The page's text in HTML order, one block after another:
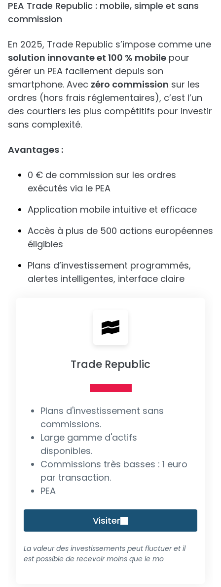
PEA Trade Republic : mobile, simple et sans
commission
En 2025, Trade Republic s’impose comme une
solution innovante et 100 % mobile pour
gérer un PEA facilement depuis son
smartphone. Avec zéro commission sur les
ordres (hors frais réglementaires), c’est l’un
des courtiers les plus compétitifs pour investir
sans complexité.
Avantages :
0 € de commission sur les ordres
exécutés via le PEA
Application mobile intuitive et efficace
Accès à plus de 500 actions européennes
éligibles
Plans d’investissement programmés,
alertes intelligentes, interface claire
Trade Republic
Plans d'investissement sans
commissions.
Large gamme d'actifs
disponibles.
Commissions très basses : 1 euro
par transaction.
PEA
Visiter
La valeur des investissements peut fluctuer et il
est possible de recevoir moins que le mo